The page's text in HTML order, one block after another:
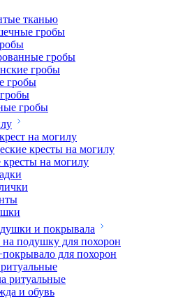
тканью
гробы
гробы
гробы
гробы
гробы
на могилу
кресты на могилу
на могилу
и покрывала
подушку для похорон
для похорон
ритуальные
и обувь